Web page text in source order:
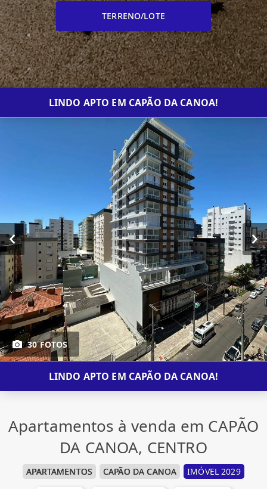
TERRENO/LOTE
LINDO APTO EM CAPÃO DA CANOA!
30 FOTOS
LINDO APTO EM CAPÃO DA CANOA!
Apartamentos à venda em CAPÃO
DA CANOA, CENTRO
APARTAMENTOS CAPÃO DA CANOA IMÓVEL 2029